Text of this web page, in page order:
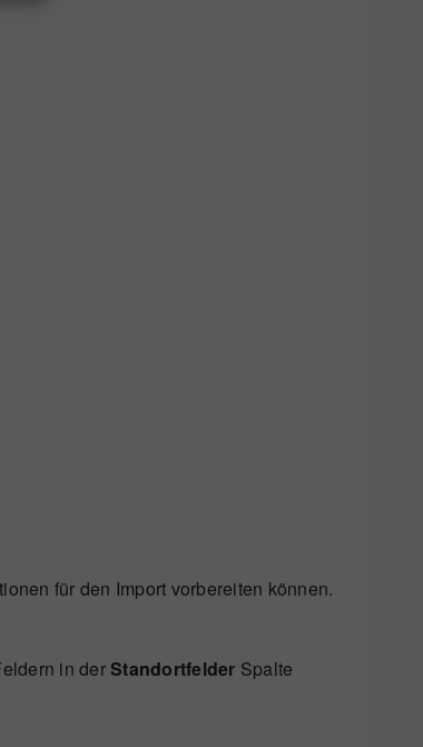
für den Import vorbereiten können.
in derStandortfelder Spalte